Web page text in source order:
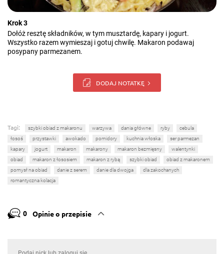
Krok 3
Dołóż resztę składników, w tym musztardę, kapary i jogurt.
Wszystko razem wymieszaj i gotuj chwilę. Makaron podawaj
posypany parmezanem.
DODAJ NOTATKĘ
Tagi: szybki obiad z makaronu warzywa dania główne ryby
cebula
łosoś
przystawki awokado pomidory kuchnia włoska
ser parmezan
kapary
jogurt makaron makarony makaron bezmięsny
walentynki
obiad
makaron z łososiem makaron z rybą szybki obiad
obiad z makaronem
pomysł na obiad
danie z serem danie dla dwojga
dla zakochanych
romantyczna kolacja
0 Opinie o przepisie